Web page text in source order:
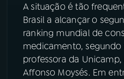
08FESTIVAL DE MÚSICA
ACOMPANHE A RÁDIO NACIONAL
YouTube
A situação é tão
Brasil a alcançar o
ranking mundial de
medicamento, segundo
professora da
Affonso Moysés. Em